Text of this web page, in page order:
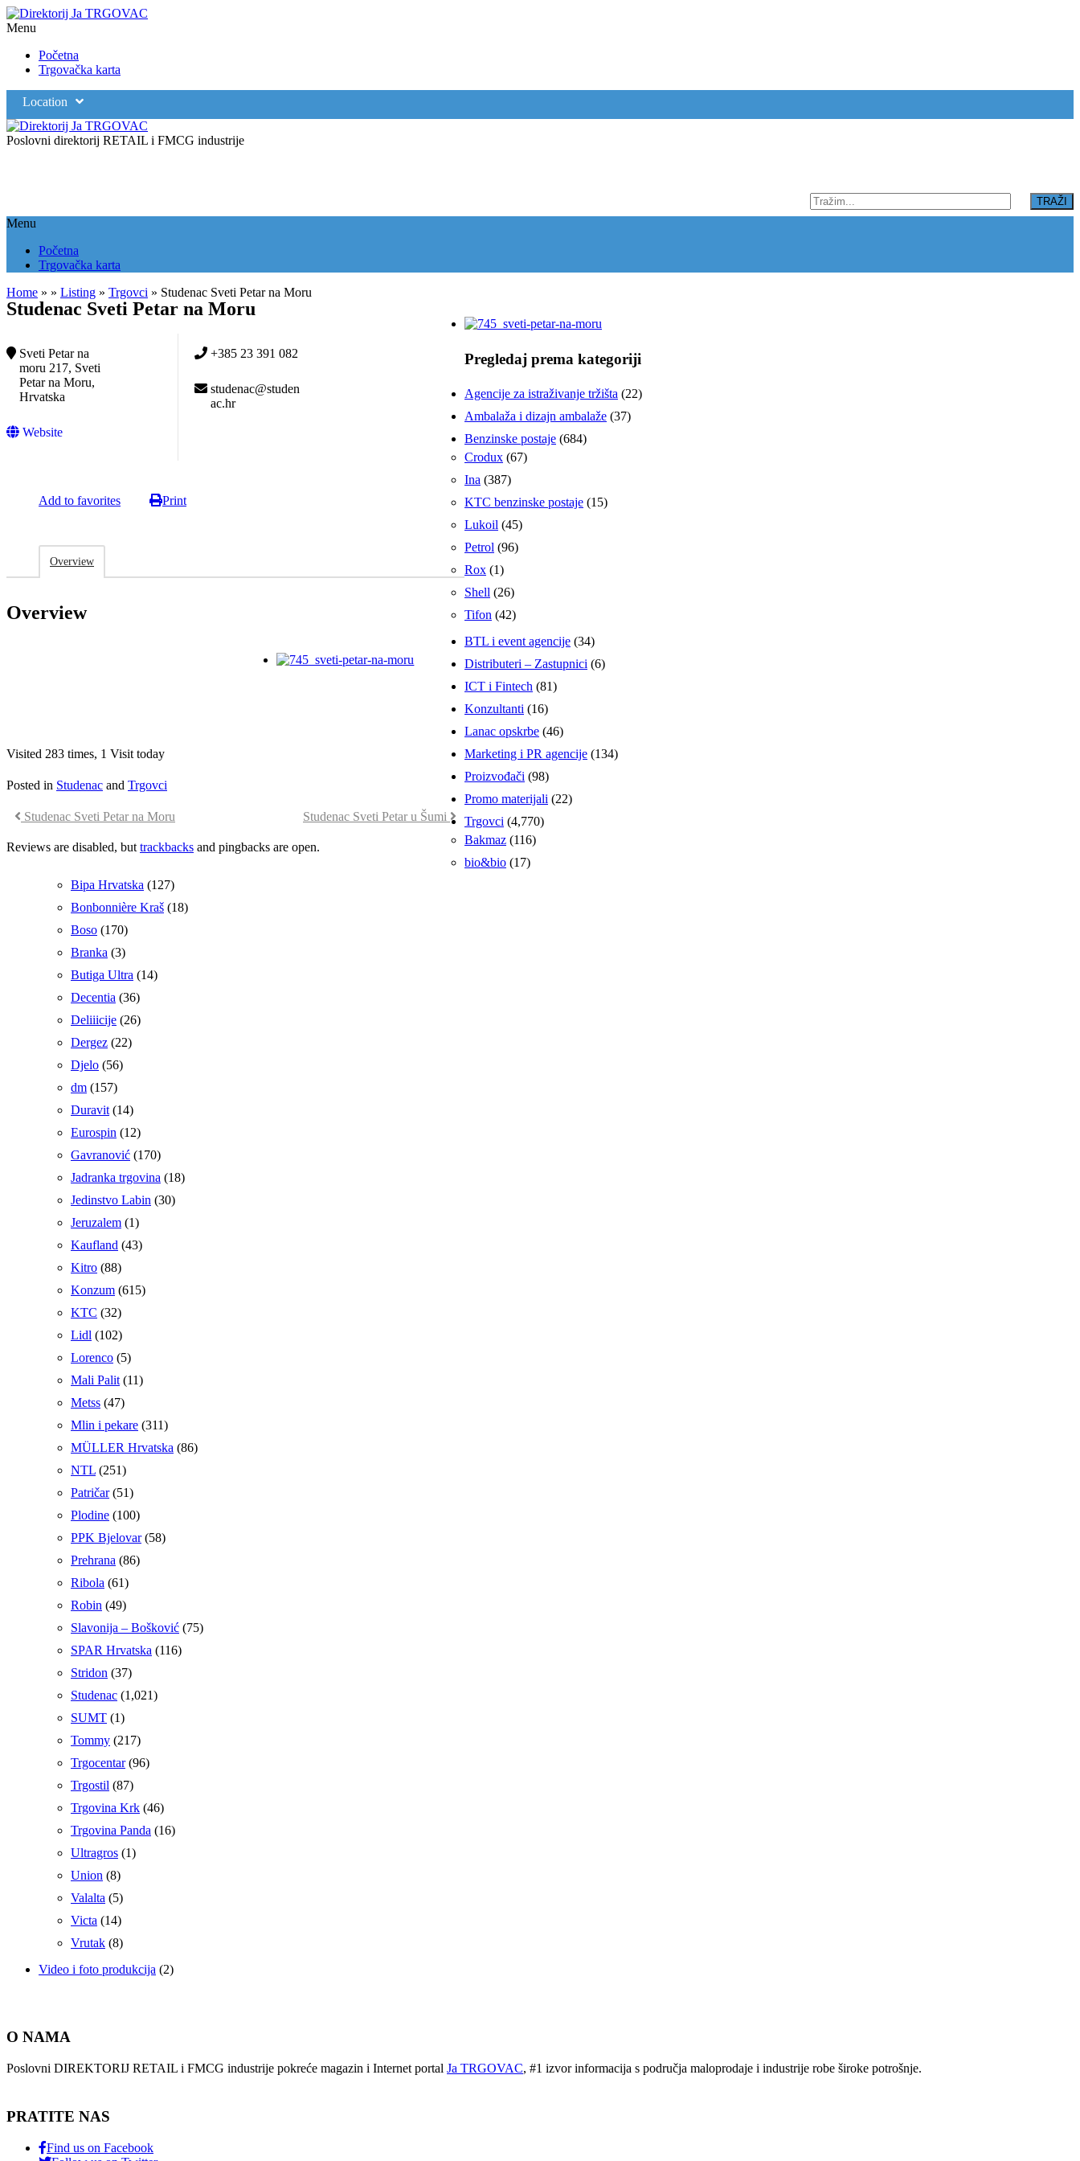
Menu
Početna
Trgovačka karta
Location
Poslovni direktorij RETAIL i FMCG industrije
Menu
Početna
Trgovačka karta
Home » » Listing » Trgovci » Studenac Sveti Petar na Moru
Studenac Sveti Petar na Moru
Sveti Petar na
moru 217, Sveti
Petar na Moru,
Hrvatska
Website
+385 23 391 082
studenac@studen
ac.hr
Add to favorites Print
Overview
Overview
Visited 283 times, 1 Visit today
Posted in Studenac and Trgovci
Studenac Sveti Petar na Moru Studenac Sveti Petar u Šumi
Reviews are disabled, but trackbacks and pingbacks are open.
Pregledaj prema kategoriji
Agencije za istraživanje tržišta (22)
Ambalaža i dizajn ambalaže (37)
Benzinske postaje (684)
Crodux (67)
Ina (387)
KTC benzinske postaje (15)
Lukoil (45)
Petrol (96)
Rox (1)
Shell (26)
Tifon (42)
BTL i event agencije (34)
Distributeri – Zastupnici (6)
ICT i Fintech (81)
Konzultanti (16)
Lanac opskrbe (46)
Marketing i PR agencije (134)
Proizvođači (98)
Promo materijali (22)
Trgovci (4,770)
Bakmaz (116)
bio&bio (17)
Bipa Hrvatska (127)
Bonbonnière Kraš (18)
Boso (170)
Branka (3)
Butiga Ultra (14)
Decentia (36)
Deliiicije (26)
Dergez (22)
Djelo (56)
dm (157)
Duravit(14)
Eurospin (12)
Gavranović (170)
Jadranka trgovina (18)
Jedinstvo Labin (30)
Jeruzalem (1)
Kaufland (43)
Kitro (88)
Konzum (615)
KTC (32)
Lidl (102)
Lorenco (5)
Mali Palit(11)
Metss (47)
Mlin i pekare (311)
MÜLLER Hrvatska (86)
NTL (251)
Patričar(51)
Plodine (100)
PPK Bjelovar(58)
Prehrana (86)
Ribola (61)
Robin (49)
Slavonija – Bošković (75)
SPAR Hrvatska (116)
Stridon (37)
Studenac (1,021)
SUMT (1)
Tommy (217)
Trgocentar(96)
Trgostil (87)
Trgovina Krk (46)
Trgovina Panda (16)
Ultragros (1)
Union (8)
Valalta (5)
Victa (14)
Vrutak (8)
Video i foto produkcija (2)
O NAMA
Poslovni DIREKTORIJ RETAIL i FMCG industrije pokreće magazin i Internet portal Ja TRGOVAC, #1 izvor informacija s područja maloprodaje i industrije robe široke potrošnje.
PRATITE NAS
Find us on Facebook